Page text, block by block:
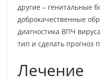
другие – генитальные
доброкачественные
диагностика ВПЧ
тип и сделать
Лечение